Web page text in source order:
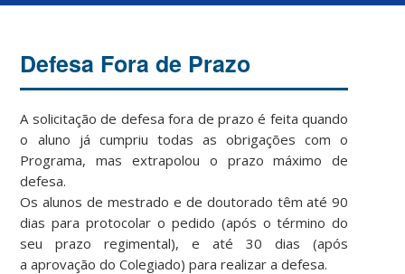
Defesa Fora de Prazo
A solicitação de defesa fora de prazo é feita quando
o aluno já cumpriu todas as obrigações com o
Programa, mas extrapolou o prazo máximo de
defesa.
Os alunos de mestrado e de doutorado têm até 90
dias para protocolar o pedido (após o término do
seu prazo regimental), e até 30 dias (após
a aprovação do Colegiado) para realizar a defesa.